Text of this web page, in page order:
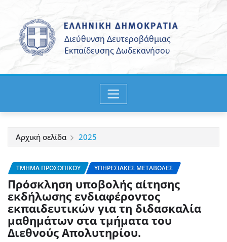
περιεχόμενο
Αρχική σελίδα 2025
ΤΜΉΜΑ ΠΡΟΣΩΠΙΚΟΎ ΥΠΗΡΕΣΙΑΚΈΣ ΜΕΤΑΒΟΛΈΣ
Πρόσκληση υποβολής αίτησης
εκδήλωσης ενδιαφέροντος
εκπαιδευτικών για τη διδασκαλία
μαθημάτων στα τμήματα του
Διεθνούς Απολυτηρίου.